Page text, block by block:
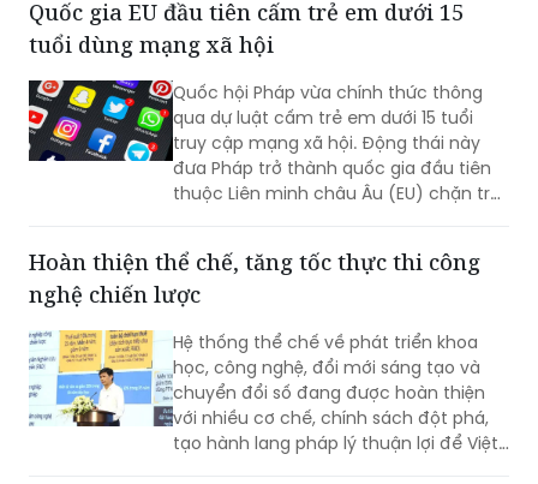
Quốc hội Pháp vừa chính thức thông
qua dự luật cấm trẻ em dưới 15 tuổi
truy cập mạng xã hội. Động thái này
đưa Pháp trở thành quốc gia đầu tiên
thuộc Liên minh châu Âu (EU) chặn trẻ
em khỏi các ứng dụng như TikTok. Tổng
thống Emmanuel Macron coi đây là cải
cách trọng tâm trong nhiệm kỳ cuối và
từ tháng 9 tới.
Hoàn thiện thể chế, tăng tốc thực thi công
Hệ thống thể chế về phát triển khoa
học, công nghệ, đổi mới sáng tạo và
chuyển đổi số đang được hoàn thiện
với nhiều cơ chế, chính sách đột phá,
tạo hành lang pháp lý thuận lợi để Việt
Nam từng bước làm chủ công nghệ lõi,
công nghệ chiến lược.
Công bố giá khởi điểm Băng tần 900 MHz